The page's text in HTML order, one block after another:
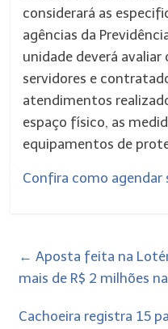
considerará as
agências da
unidade deverá
servidores e
atendimentos
espaço físico, as
equipamentos de
Confira como agendar
← Aposta feita na
mais de R$ 2 milhões
Cachoeira registra 15